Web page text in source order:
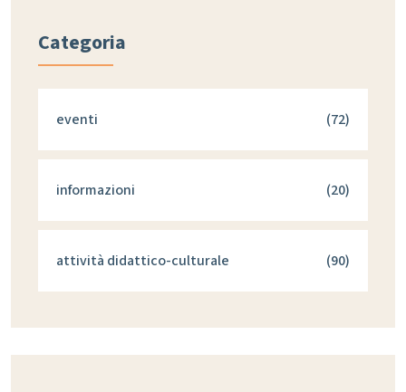
Categoria
eventi (72)
informazioni (20)
attività didattico-culturale (90)